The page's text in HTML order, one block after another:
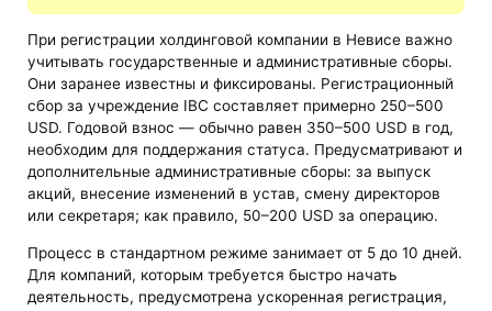
При регистрации холдинговой компании в Невисе важно
учитывать государственные и административные сборы.
Они заранее известны и фиксированы. Регистрационный
сбор за учреждение IBC составляет примерно 250–500
USD. Годовой взнос — обычно равен 350–500 USD в год,
необходим для поддержания статуса. Предусматривают и
дополнительные административные сборы: за выпуск
акций, внесение изменений в устав, смену директоров
или секретаря; как правило, 50–200 USD за операцию.
Процесс в стандартном режиме занимает от 5 до 10 дней.
Для компаний, которым требуется быстро начать
деятельность, предусмотрена ускоренная регистрация,